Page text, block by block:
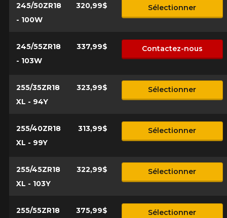
245/50ZR18
- 100W
320,99$ Sélectionner
245/55ZR18
- 103W
337,99$ Contactez-nous
255/35ZR18
XL - 94Y
323,99$ Sélectionner
255/40ZR18
XL - 99Y
313,99$ Sélectionner
255/45ZR18
XL - 103Y
322,99$ Sélectionner
255/55ZR18
375,99$ Sélectionner